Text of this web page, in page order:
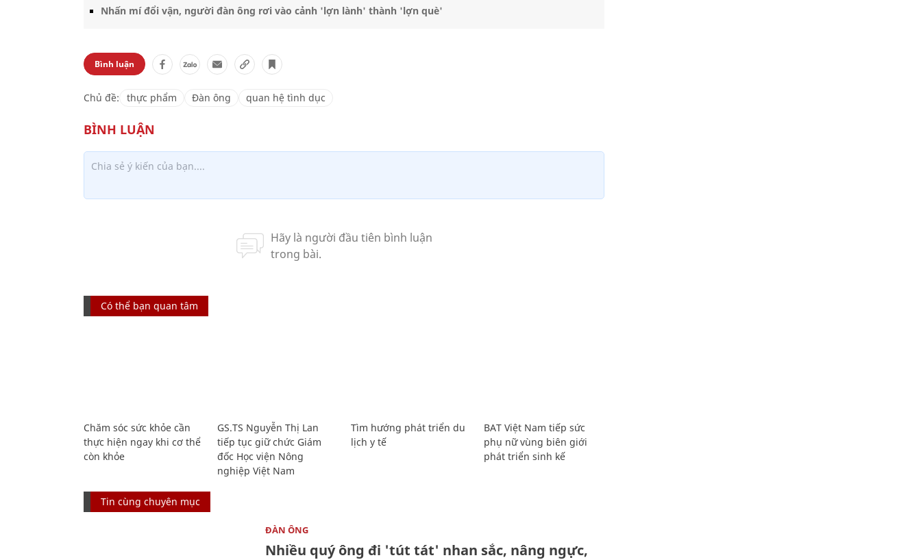
Nhấn mí đổi vận, người đàn ông rơi vào cảnh 'lợn lành' thành 'lợn què'
Bình luận
Chủ đề: thực phẩm Đàn ông quan hệ tình dục
Có thể bạn quan tâm
Chăm sóc sức khỏe cần
thực hiện ngay khi cơ thể
còn khỏe
GS.TS Nguyễn Thị Lan
tiếp tục giữ chức Giám
đốc Học viện Nông
nghiệp Việt Nam
Tìm hướng phát triển du
lịch y tế
BAT Việt Nam tiếp sức
phụ nữ vùng biên giới
phát triển sinh kế
Tin cùng chuyên mục
ĐÀN ÔNG
Nhiều quý ông đi 'tút tát' nhan sắc, nâng ngực,